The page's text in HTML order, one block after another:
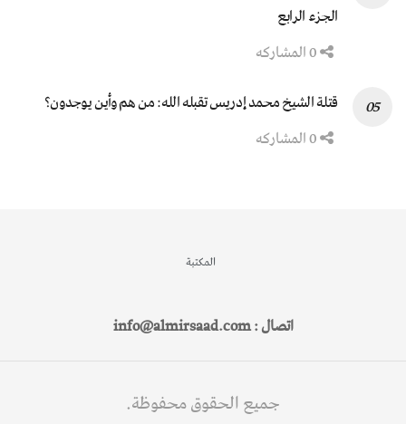
الجزء الرابع
قتلة الشيخ محمد إدريس تقبله الله: من هم وأين يوجدون؟
المكتبة
اتصال : info@almirsaad.com
جميع الحقوق محفوظة.